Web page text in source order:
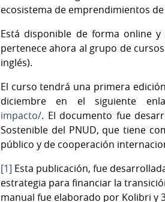
ecosistema de emprendimientos
Está disponible de forma online
pertenece ahora al grupo de
inglés).
El curso tendrá una primera
diciembre en el siguiente
impacto/. El documento fue
Sostenible del PNUD, que tiene
público y de cooperación
[1] Esta publicación, fue
estrategia para financiar la
manual fue elaborado por Kolibri y